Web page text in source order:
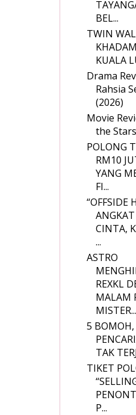
BEL...
TWIN
KUALA
Drama
Rahsia
(2026)
Movie
the
POLONG
RM10
YANG
FI...
“OFFSIDE
CINTA,
...
ASTRO
REXKL
MALAM
MISTER...
5
TAK
TIKET
P...